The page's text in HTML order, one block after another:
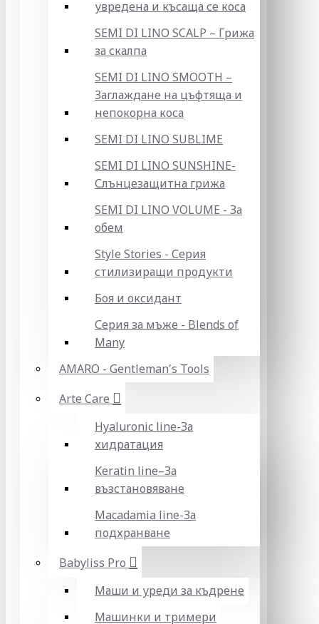
увредена и късаща се коса
SEMI DI LINO SCALP – Грижа
за скалпа
SEMI DI LINO SMOOTH –
Заглаждане на цъфтяща и
непокорна коса
SEMI DI LINO SUBLIME
SEMI DI LINO SUNSHINE-
Слънцезащитна грижа
SEMI DI LINO VOLUME - За
обем
Style Stories - Серия
стилизиращи продукти
Боя и оксидант
Серия за мъже - Blends of
Many
AMARO - Gentleman's Tools
Arte Care
Hyaluronic line-За
хидратация
Keratin line–За
възстановяване
Macadamia line-За
подхранване
Babyliss Pro
Маши и уреди за къдрене
Машинки и тримери